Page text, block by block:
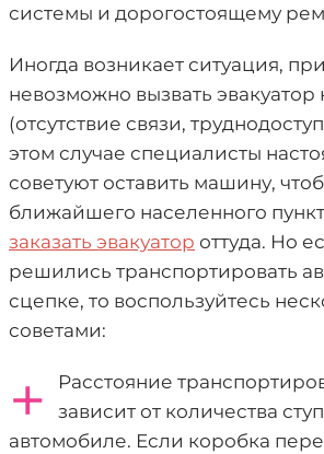
системы и дорогостоящему
Иногда возникает ситуация,
невозможно вызвать эвакуатор
(отсутствие связи,
этом случае специалисты
советуют оставить машину,
ближайшего населенного
заказать эвакуатор оттуда. Но
решились транспортировать
сцепке, то воспользуйтесь
советами:
+
Расстояние
зависит от количества
автомобиле. Если коробка